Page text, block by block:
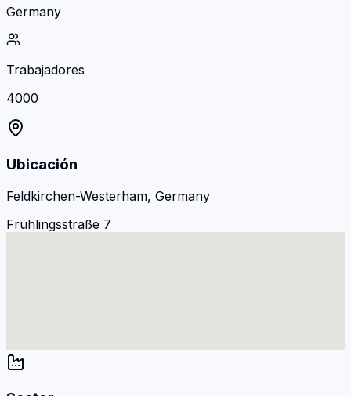
Germany
Trabajadores
4000
Ubicación
Feldkirchen-Westerham, Germany
Frühlingsstraße 7